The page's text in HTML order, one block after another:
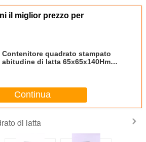
il miglior prezzo per
Contenitore quadrato stampato
abitudine di latta 65x65x140Hmm
Continua
di latta